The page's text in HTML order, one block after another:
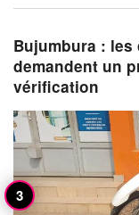
Bujumbura :
demandent un
vérification